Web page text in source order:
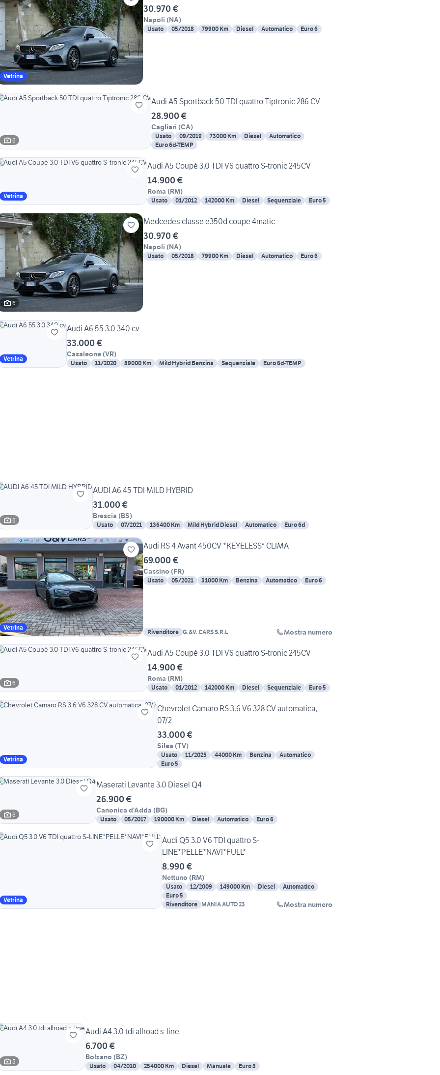
Vetrina
30.970 €
Napoli (NA)
Usato 05/2018 79900 Km Diesel Automatico Euro 6
6
Audi A5 Sportback 50 TDI quattro Tiptronic 286 CV
28.900 €
Cagliari (CA)
Usato 09/2019 73000 Km Diesel
Automatico
Euro 6d-TEMP
Vetrina
Audi A5 Coupé 3.0 TDI V6 quattro S-tronic 245CV
14.900 €
Roma (RM)
Usato 01/2012 142000 Km Diesel Sequenziale Euro 5
6
Medcedes classe e350d coupe 4matic
30.970 €
Napoli (NA)
Usato 05/2018 79900 Km Diesel Automatico Euro 6
Vetrina
Audi A6 55 3.0 340 cv
33.000 €
Casaleone (VR)
Usato 11/2020 89000 Km Mild Hybrid Benzina Sequenziale Euro 6d-TEMP
6
AUDI A6 45 TDI MILD HYBRID
31.000 €
Brescia (BS)
Usato 07/2021 136400 Km Mild Hybrid Diesel Automatico Euro 6d
Vetrina
Audi RS 4 Avant 450CV *KEYELESS* CLIMA
69.000 €
Cassino (FR)
Usato 05/2021 31000 Km Benzina Automatico Euro 6
Rivenditore G.&V. CARS S.R.L Mostra numero
6
Audi A5 Coupé 3.0 TDI V6 quattro S-tronic 245CV
14.900 €
Roma (RM)
Usato 01/2012 142000 Km Diesel Sequenziale Euro 5
Vetrina
Chevrolet Camaro RS 3.6 V6 328 CV automatica,
07/2
33.000 €
Silea (TV)
Usato 11/2025 44000 Km Benzina
Automatico
Euro 5
6
Maserati Levante 3.0 Diesel Q4
26.900 €
Canonica d'Adda (BG)
Usato 05/2017 190000 Km Diesel Automatico Euro 6
Vetrina
Audi Q5 3.0 V6 TDI quattro S-
LINE*PELLE*NAVI*FULL*
8.990 €
Nettuno (RM)
Usato 12/2009 149000 Km Diesel
Automatico
Euro 5
Rivenditore MANIA AUTO 23 Mostra numero
5
Audi A4 3.0 tdi allroad s-line
6.700 €
Bolzano (BZ)
Usato 04/2010 254000 Km Diesel Manuale Euro 5